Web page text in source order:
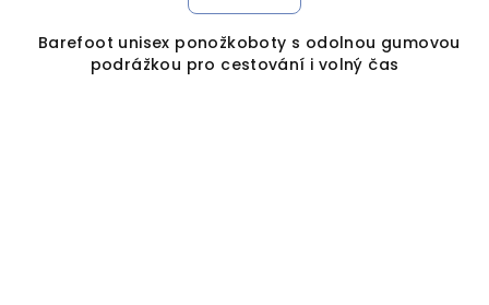
Barefoot unisex ponožkoboty s odolnou gumovou
podrážkou pro cestování i volný čas